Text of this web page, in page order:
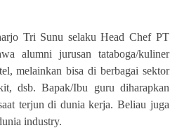
Tri Sunu selaku Head Chef PT
alumni jurusan tataboga/kuliner
melainkan bisa di berbagai sektor
dsb. Bapak/Ibu guru diharapkan
terjun di dunia kerja. Beliau juga
industry.